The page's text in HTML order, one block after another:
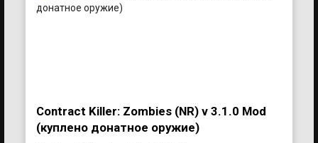
Contract Killer: Zombies (NR) v 3.1.0 Mod
(куплено донатное оружие)